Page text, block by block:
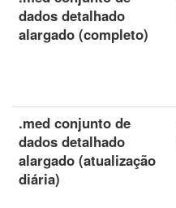
dados detalhado
alargado (completo)
.med conjunto de
dados detalhado
alargado (atualização
diária)